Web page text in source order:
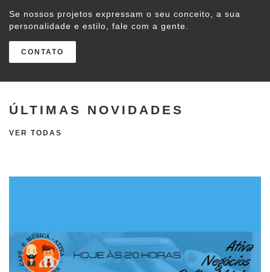
Se nossos projetos expressam o seu conceito, a sua
personalidade e estilo, fale com a gente.
CONTATO
ÚLTIMAS NOVIDADES
VER TODAS